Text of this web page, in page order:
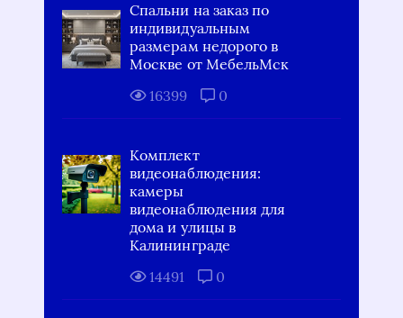
Спальни на заказ по
индивидуальным
размерам недорого в
Москве от МебельМск
16399
0
Комплект
видеонаблюдения:
камеры
видеонаблюдения для
дома и улицы в
Калининграде
14491
0